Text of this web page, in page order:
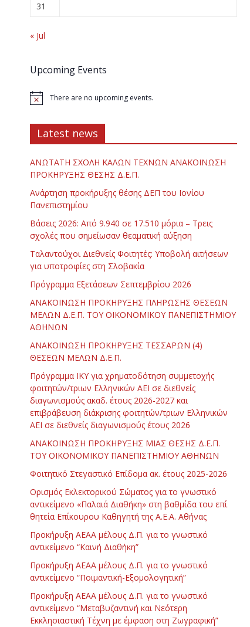
31
« Jul
Upcoming Events
There are no upcoming events.
Latest news
ΑΝΩΤΑΤΗ ΣΧΟΛΗ ΚΑΛΩΝ ΤΕΧΝΩΝ ΑΝΑΚΟΙΝΩΣΗ
ΠΡΟΚΗΡΥΞΗΣ ΘΕΣΗΣ Δ.Ε.Π.
Ανάρτηση προκήρυξης θέσης ΔΕΠ του Ιονίου
Πανεπιστημίου
Βάσεις 2026: Από 9.940 σε 17.510 μόρια – Τρεις
σχολές που σημείωσαν θεαματική αύξηση
Ταλαντούχοι Διεθνείς Φοιτητές: Υποβολή αιτήσεων
για υποτροφίες στη Σλοβακία
Πρόγραμμα Εξετάσεων Σεπτεμβρίου 2026
ΑΝΑΚΟΙΝΩΣΗ ΠΡΟΚΗΡΥΞΗΣ ΠΛΗΡΩΣΗΣ ΘΕΣΕΩΝ
ΜΕΛΩΝ Δ.Ε.Π. ΤΟΥ ΟΙΚΟΝΟΜΙΚΟΥ ΠΑΝΕΠΙΣΤΗΜΙΟΥ
ΑΘΗΝΩΝ
ΑΝΑΚΟΙΝΩΣΗ ΠΡΟΚΗΡΥΞΗΣ ΤΕΣΣΑΡΩΝ (4)
ΘΕΣΕΩΝ ΜΕΛΩΝ Δ.Ε.Π.
Πρόγραμμα ΙΚΥ για χρηματοδότηση συμμετοχής
φοιτητών/τριων Ελληνικών ΑΕΙ σε διεθνείς
διαγωνισμούς ακαδ. έτους 2026-2027 και
επιβράβευση διάκρισης φοιτητών/τριων Ελληνικών
ΑΕΙ σε διεθνείς διαγωνισμούς έτους 2026
ΑΝΑΚΟΙΝΩΣΗ ΠΡΟΚΗΡΥΞΗΣ ΜΙΑΣ ΘΕΣΗΣ Δ.Ε.Π.
ΤΟΥ ΟΙΚΟΝΟΜΙΚΟΥ ΠΑΝΕΠΙΣΤΗΜΙΟΥ ΑΘΗΝΩΝ
Φοιτητικό Στεγαστικό Επίδομα ακ. έτους 2025-2026
Ορισμός Εκλεκτορικού Σώματος για το γνωστικό
αντικείμενο «Παλαιά Διαθήκη» στη βαθμίδα του επί
θητεία Επίκουρου Καθηγητή της Α.Ε.Α. Αθήνας
Προκήρυξη ΑΕΑΑ μέλους Δ.Π. για το γνωστικό
αντικείμενο “Καινή Διαθήκη”
Προκήρυξη ΑΕΑΑ μέλους Δ.Π. για το γνωστικό
αντικείμενο “Ποιμαντική-Εξομολογητική”
Προκήρυξη ΑΕΑΑ μέλους Δ.Π. για το γνωστικό
αντικείμενο “Μεταβυζαντινή και Νεότερη
Εκκλησιαστική Τέχνη με έμφαση στη Ζωγραφική”